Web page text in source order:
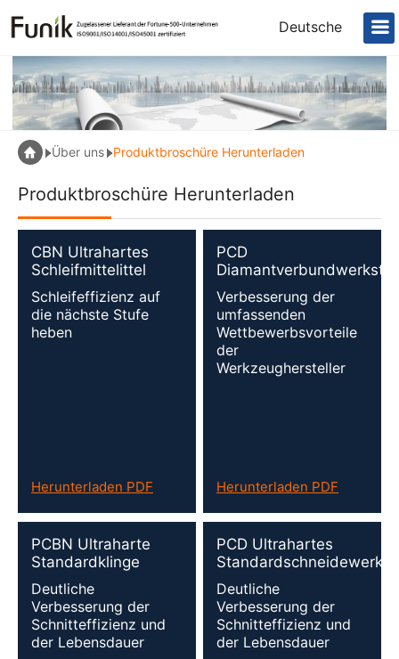
Deutsche
Über uns Produktbroschüre Herunterladen
Produktbroschüre Herunterladen
CBN Ultrahartes
Schleifmittelittel
Schleifeffizienz auf
die nächste Stufe
heben
Herunterladen PDF
PCD
Verbesserung der
umfassenden
Wettbewerbsvorteile
der
Werkzeughersteller
Herunterladen PDF
PCBN Ultraharte
Standardklinge
Deutliche
Verbesserung der
Schnitteffizienz und
der Lebensdauer
PCD Ultrahartes
Deutliche
Verbesserung der
Schnitteffizienz und
der Lebensdauer